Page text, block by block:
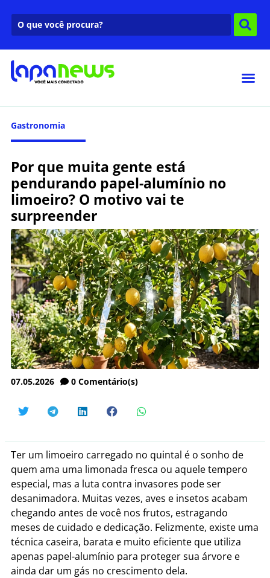
Gastronomia
Por que muita gente está
pendurando papel-alumínio no
limoeiro? O motivo vai te
surpreender
07.05.2026 0 Comentário(s)
Ter um limoeiro carregado no quintal é o sonho de
quem ama uma limonada fresca ou aquele tempero
especial, mas a luta contra invasores pode ser
desanimadora. Muitas vezes, aves e insetos acabam
chegando antes de você nos frutos, estragando
meses de cuidado e dedicação. Felizmente, existe uma
técnica caseira, barata e muito eficiente que utiliza
apenas papel-alumínio para proteger sua árvore e
ainda dar um gás no crescimento dela.